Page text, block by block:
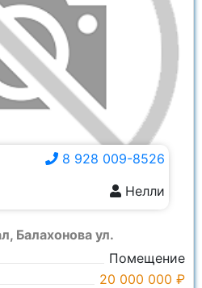
Балахонова ул.
Помещение
20 000 000 ₽
8 928 009-8526
Нелли